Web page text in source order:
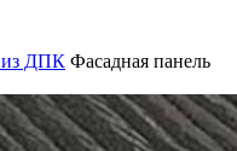
ДПК Фасадная панель